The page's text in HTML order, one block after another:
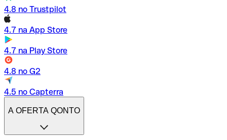
4.8 no Trustpilot
4.7 na App Store
4.7 na Play Store
4.8 no G2
4.5 no Capterra
A OFERTA QONTO